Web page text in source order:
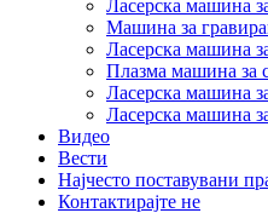
Ласерска машина
Машина за
Ласерска машина
Плазма машина за
Ласерска машина
Ласерска машина
Видео
Вести
Најчесто поставувани
Контактирајте не